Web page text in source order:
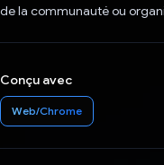
de la communauté ou
Conçu avec
Web/Chrome